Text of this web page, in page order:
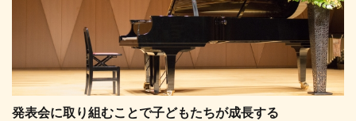
発表会に取り組むことで子どもたちが成長する